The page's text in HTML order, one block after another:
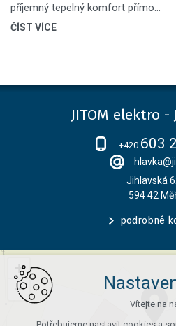
příjemný tepelný komfort přímo…
ČÍST VÍCE
JITOM elektro -
+420 603
Jihlavská
594 42
podrobné
+
−
Vítejte na